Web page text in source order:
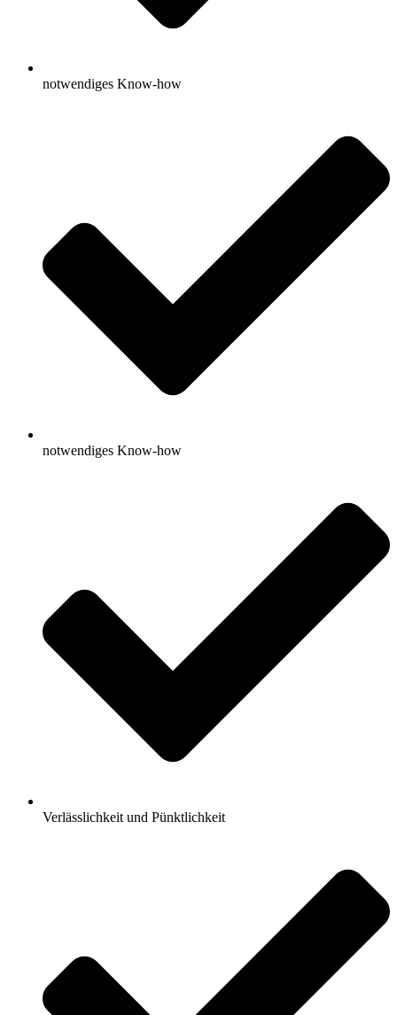
notwendiges Know-how
notwendiges Know-how
Verlässlichkeit und Pünktlichkeit